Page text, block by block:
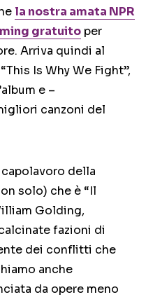
la nostra amata NPR
gratuito per
Arriva quindi al
Is Why We Fight”,
e –
canzoni del
della
solo) che è “Il
Golding,
fazioni di
dei conflitti che
anche
da opere meno